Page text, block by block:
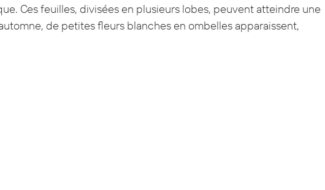
Ces feuilles, divisées en plusieurs lobes, peuvent atteindre une
de petites fleurs blanches en ombelles apparaissent,